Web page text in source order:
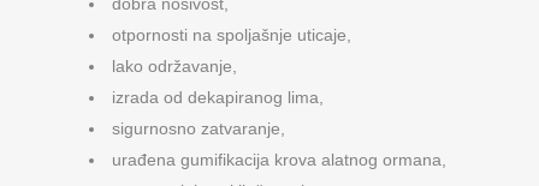
otpornosti na spoljašnje uticaje,
lako održavanje,
izrada od dekapiranog lima,
sigurnosno zatvaranje,
urađena gumifikacija krova alatnog ormana,